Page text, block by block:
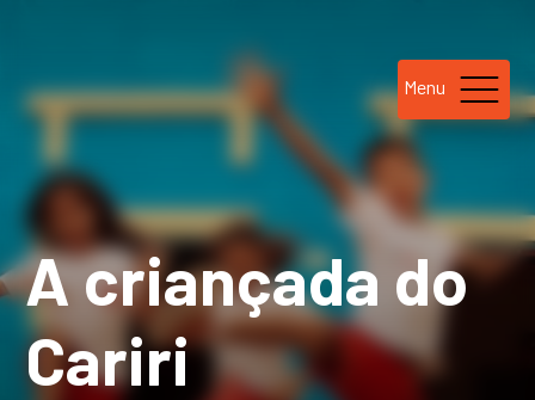
Menu
A criançada do
Cariri